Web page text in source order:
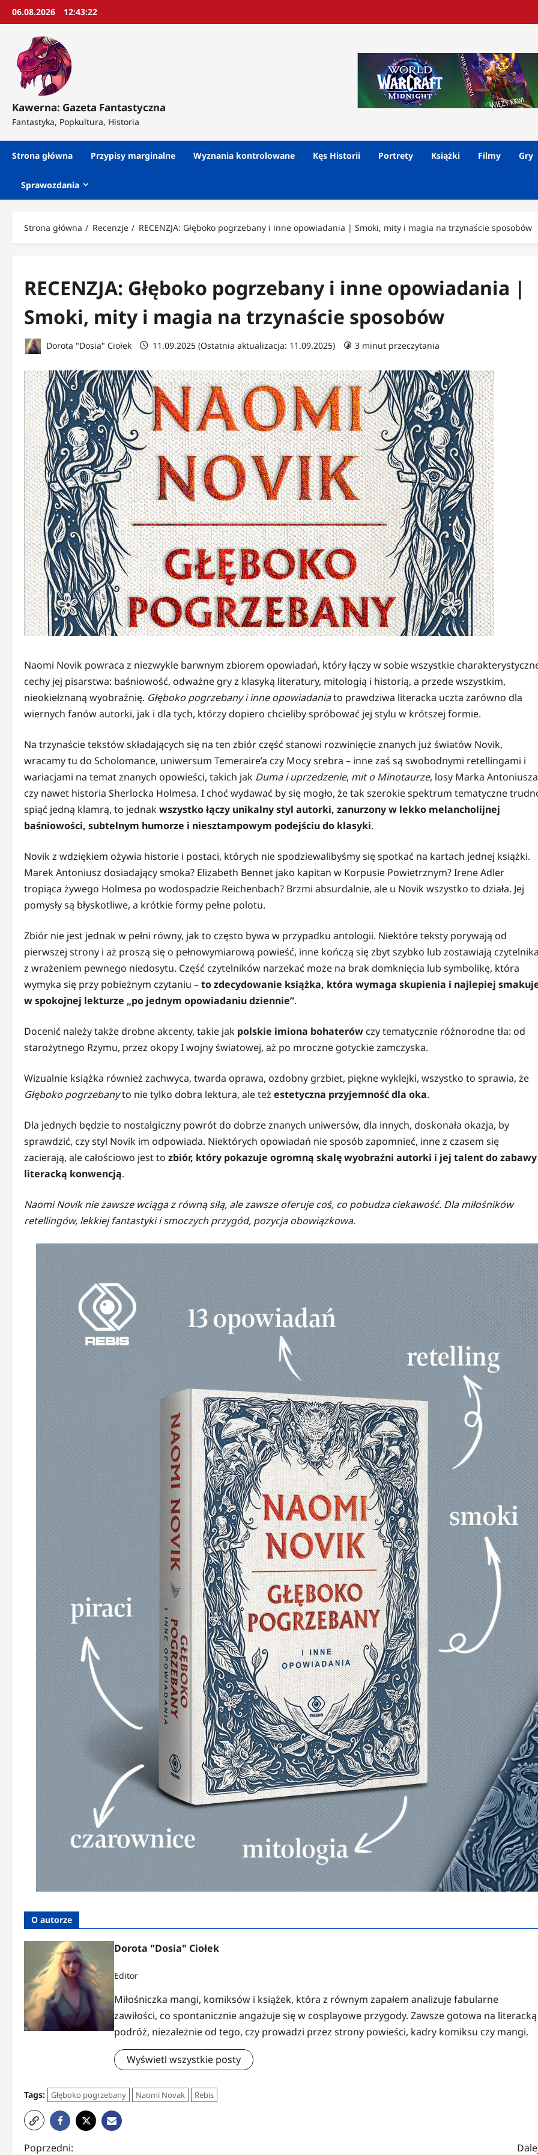
Przejdź
06.08.2026 12:43:24
Kawerna: Gazeta Fantastyczna
Fantastyka, Popkultura, Historia
Strona główna Przypisy marginalne Wyznania kontrolowane Kęs Historii Portrety Książki Filmy Gry
Sprawozdania
Strona główna Recenzje RECENZJA: Głęboko pogrzebany i inne opowiadania | Smoki, mity i magia na trzynaście sposobów
RECENZJA: Głęboko pogrzebany i inne opowiadania |
Smoki, mity i magia na trzynaście sposobów
Dorota "Dosia" Ciołek 11.09.2025 (Ostatnia aktualizacja: 11.09.2025) 3 minut przeczytania
Naomi Novik powraca z niezwykle barwnym zbiorem opowiadań, który łączy w sobie wszystkie
cechy jej pisarstwa: baśniowość, odważne gry z klasyką literatury, mitologią i historią, a przede wszystkim,
nieokiełznaną wyobraźnię. Głęboko pogrzebany i inne opowiadaniato prawdziwa literacka uczta zarówno dla
wiernych fanów autorki, jak i dla tych, którzy dopiero chcieliby spróbować jej stylu w krótszej formie.
Na trzynaście tekstów składających się na ten zbiór część stanowi rozwinięcie znanych już światów Novik,
wracamy tu do Scholomance, uniwersum Temeraire’a czy Mocy srebra – inne zaś są swobodnymi retellingami i
wariacjami na temat znanych opowieści, takich jak Duma i uprzedzenie, mit o Minotaurze, losy Marka Antoniusza
czy nawet historia Sherlocka Holmesa. I choć wydawać by się mogło, że tak szerokie spektrum tematyczne
spiąć jedną klamrą, to jednakwszystko łączy unikalny styl autorki, zanurzony w lekko melancholijnej
baśniowości, subtelnym humorze i niesztampowym podejściu do klasyki.
Novik z wdziękiem ożywia historie i postaci, których nie spodziewalibyśmy się spotkać na kartach jednej książki.
Marek Antoniusz dosiadający smoka? Elizabeth Bennet jako kapitan w Korpusie Powietrznym? Irene Adler
tropiąca żywego Holmesa po wodospadzie Reichenbach? Brzmi absurdalnie, ale u Novik wszystko to działa. Jej
pomysły są błyskotliwe, a krótkie formy pełne polotu.
Zbiór nie jest jednak w pełni równy, jak to często bywa w przypadku antologii. Niektóre teksty porywają od
pierwszej strony i aż proszą się o pełnowymiarową powieść, inne kończą się zbyt szybko lub zostawiają
z wrażeniem pewnego niedosytu. Część czytelników narzekać może na brak domknięcia lub symbolikę, która
wymyka się przy pobieżnym czytaniu –to zdecydowanie książka, która wymaga skupienia i najlepiej
w spokojnej lekturze „po jednym opowiadaniu dziennie”.
Docenić należy także drobne akcenty, takie jak polskie imiona bohaterów czy tematycznie różnorodne tła: od
starożytnego Rzymu, przez okopy I wojny światowej, aż po mroczne gotyckie zamczyska.
Wizualnie książka również zachwyca, twarda oprawa, ozdobny grzbiet, piękne wyklejki, wszystko to sprawia, że
Głęboko pogrzebanyto nie tylko dobra lektura, ale też estetyczna przyjemność dla oka.
Dla jednych będzie to nostalgiczny powrót do dobrze znanych uniwersów, dla innych, doskonała okazja, by
sprawdzić, czy styl Novik im odpowiada. Niektórych opowiadań nie sposób zapomnieć, inne z czasem się
zacierają, ale całościowo jest to zbiór, który pokazuje ogromną skalę wyobraźni autorki i jej talent do zabawy
literacką konwencją.
Naomi Novik nie zawsze wciąga z równą siłą, ale zawsze oferuje coś, co pobudza ciekawość. Dla miłośników
retellingów, lekkiej fantastyki i smoczych przygód, pozycja obowiązkowa.
O autorze
Dorota "Dosia" Ciołek
Editor
Miłośniczka mangi, komiksów i książek, która z równym zapałem analizuje fabularne
zawiłości, co spontanicznie angażuje się w cosplayowe przygody. Zawsze gotowa na literacką
podróż, niezależnie od tego, czy prowadzi przez strony powieści, kadry komiksu czy mangi.
Wyświetl wszystkie posty
Tags: Głęboko pogrzebany Naomi Novak Rebis
Z
Poprzedni: